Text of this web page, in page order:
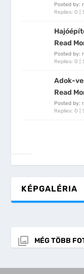
Posted by:
Replies: 0
Read
Posted by:
Replies: 0
Adok-
Read
Posted by:
Replies: 0
KÉPGALÉRIA
MÉG TÖBB